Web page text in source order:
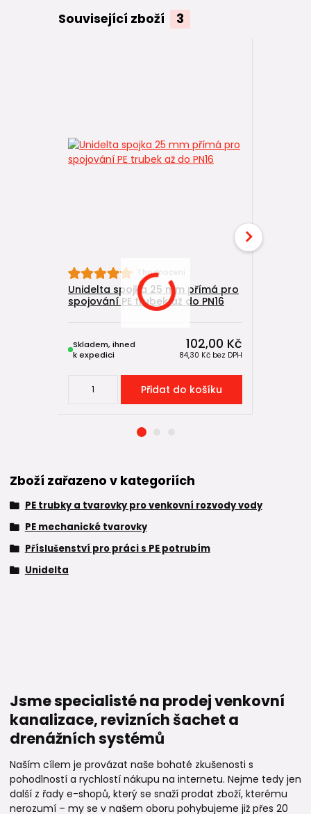
Související zboží 3
1 hodnocení
Unidelta spojka 25 mm přímá pro
spojování PE trubek až do PN16
102,00 Kč
84,30 Kč bez DPH
Skladem, ihned
k expedici
Přidat do košíku
Zboží zařazeno v kategoriích
PE trubky a tvarovky pro venkovní rozvody vody
PE mechanické tvarovky
Příslušenství pro práci s PE potrubím
Unidelta
Jsme specialisté na prodej venkovní
kanalizace, revizních šachet a
drenážních systémů
Naším cílem je provázat naše bohaté zkušenosti s
pohodlností a rychlostí nákupu na internetu. Nejme tedy jen
další z řady e-shopů, který se snaží prodat zboží, kterému
nerozumí – my se v našem oboru pohybujeme již přes 20